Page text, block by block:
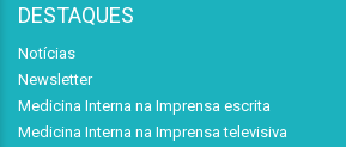
DESTAQUES
Notícias
Newsletter
Medicina Interna na Imprensa escrita
Medicina Interna na Imprensa televisiva